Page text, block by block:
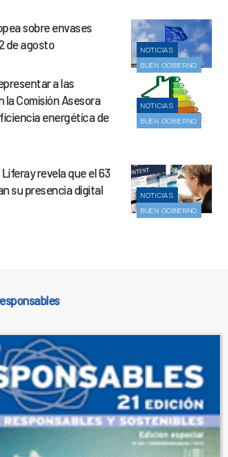
NOTICIAS
BUEN GOBIERNO
sobre envases
de agosto
NOTICIAS
BUEN GOBIERNO
a las
la Comisión Asesora
energética de
NOTICIAS
BUEN GOBIERNO
revela que el 63
su presencia digital